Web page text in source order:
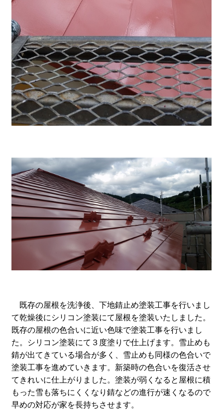
既存の屋根を洗浄後、下地錆止め塗装工事を行いまし
て乾燥後にシリコン塗装にて屋根を塗装いたしました。
既存の屋根の色合いに近い色味で塗装工事を行いまし
た。シリコン塗装にて３度塗りで仕上げます。雪止めも
錆が出てきている場合が多く、雪止めも同様の色合いで
塗装工事を進めていきます。新築時の色合いを復活させ
てきれいに仕上がりました。塗装が弱くなると屋根に積
もった雪も落ちにくくなり錆などの進行が速くなるので
早めの対応が家を長持ちさせます。